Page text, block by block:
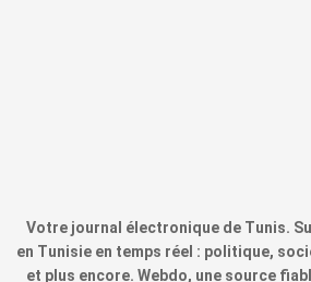
Votre journal électronique de Tunis.
en Tunisie en temps réel : politique,
et plus encore. Webdo, une source